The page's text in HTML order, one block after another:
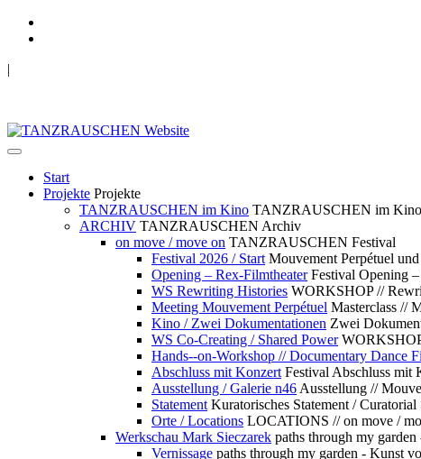
|
Start
Projekte Projekte
TANZRAUSCHEN im Kino TANZRAUSCHEN im Kino
ARCHIV TANZRAUSCHEN Archiv
on move / move on TANZRAUSCHEN Festival
Festival 2026 / Start Mouvement Perpétuel
Opening – Rex-Filmtheater Festival Opening
WS Rewriting Histories WORKSHOP //
Meeting Mouvement Perpétuel Masterclass //
Kino / Zwei Dokumentationen Zwei
WS Co-Creating / Shared Power
Hands--on-Workshop // Documentary Dance
Abschluss mit Konzert Festival Abschluss mit
Ausstellung / Galerie n46 Ausstellung //
Statement Kuratorisches Statement / Curatorial
Orte / Locations LOCATIONS // on move /
Werkschau Mark Sieczarek paths through my
Vernissage paths through my garden - Kunst